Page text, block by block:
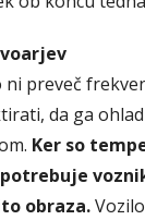
ni preveč
da ga
Ker so
potrebuje
obraza.